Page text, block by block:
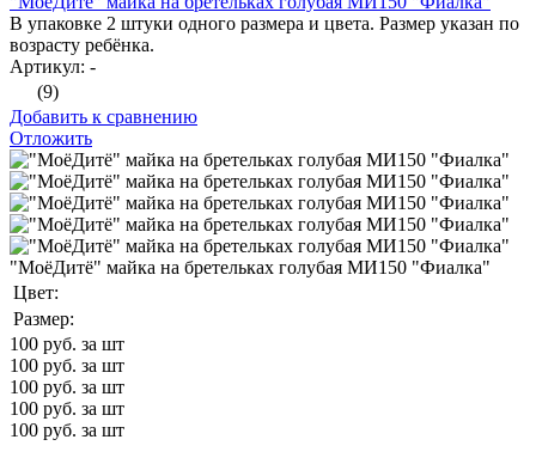
В упаковке 2 штуки одного размера и цвета. Размер указан по
возрасту ребёнка.
Артикул: -
(9)
Добавить к сравнению
Отложить
"МоёДитё" майка на бретельках голубая МИ150 "Фиалка"
Цвет:
Размер:
100 руб. за шт
100 руб. за шт
100 руб. за шт
100 руб. за шт
100 руб. за шт